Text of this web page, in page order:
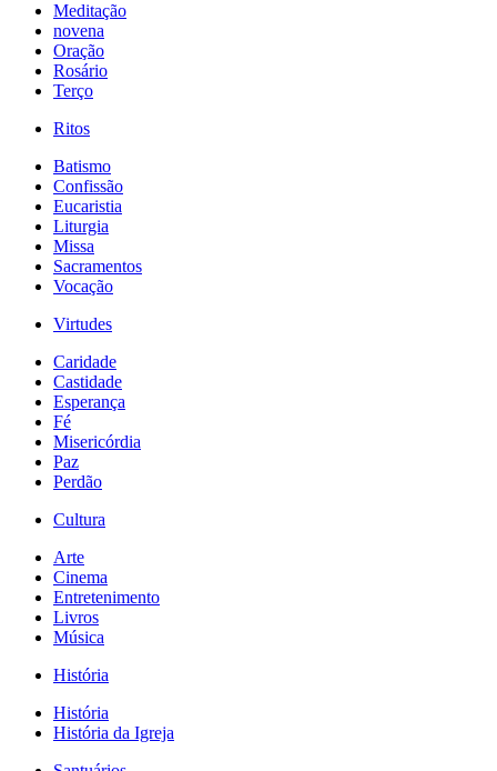
Meditação
novena
Oração
Rosário
Terço
Ritos
Batismo
Confissão
Eucaristia
Liturgia
Missa
Sacramentos
Vocação
Virtudes
Caridade
Castidade
Esperança
Fé
Misericórdia
Paz
Perdão
Cultura
Arte
Cinema
Entretenimento
Livros
Música
História
História
História da Igreja